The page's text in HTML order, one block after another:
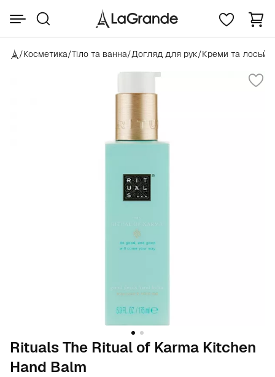
/Косметика/Тіло та ванна/Догляд для рук/Креми та
Rituals The Ritual of Karma Kitchen
Hand Balm